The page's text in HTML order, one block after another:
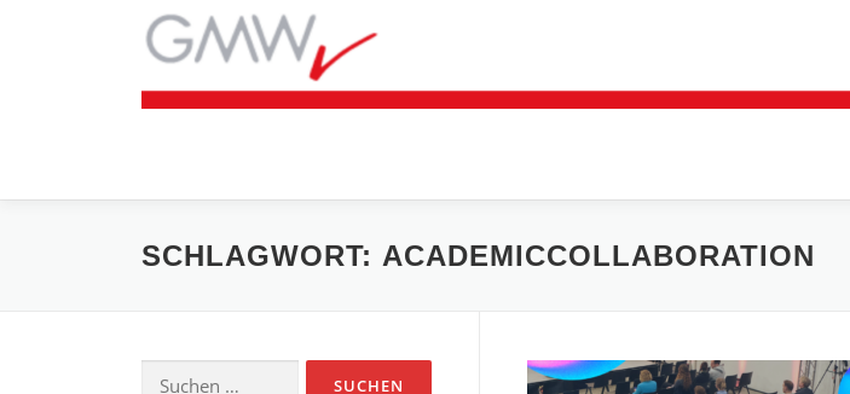
SCHLAGWORT: ACADEMICCOLLABORATION